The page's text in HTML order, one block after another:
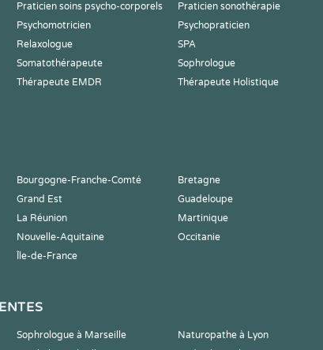
Praticien soins psycho-corporels Praticien sonothérapie
Psychomotricien Psychopraticien
Relaxologue SPA
Somatothérapeute Sophrologue
Thérapeute EMDR Thérapeute Holistique
Bourgogne-Franche-Comté Bretagne
Grand Est Guadeloupe
La Réunion Martinique
Nouvelle-Aquitaine Occitanie
Île-de-France
Sophrologue à Marseille Naturopathe à Lyon